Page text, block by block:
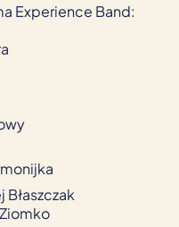
Experience Band: